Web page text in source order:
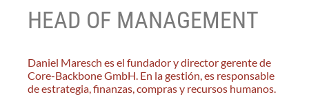
HEAD OF MANAGEMENT
Daniel Maresch es el fundador y director gerente de
Core-Backbone GmbH. En la gestión, es responsable
de estrategia, finanzas, compras y recursos humanos.